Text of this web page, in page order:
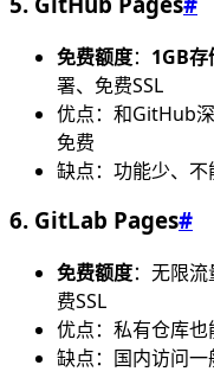
免费额度： 1GB存
署、免费SSL
优点：和GitHub
免费
缺点：功能少、
6. GitLab Pages#
免费额度：无限
费SSL
优点：私有仓库
缺点：国内访问